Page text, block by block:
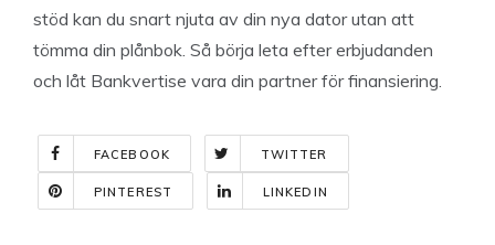
stöd kan du snart njuta av din nya dator utan att
tömma din plånbok. Så börja leta efter erbjudanden
och låt Bankvertise vara din partner för finansiering.
FACEBOOK TWITTER
PINTEREST LINKEDIN